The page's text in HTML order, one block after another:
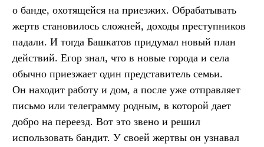
о банде, охотящейся на приезжих. Обрабатывать
жертв становилось сложней, доходы преступников
падали. И тогда Башкатов придумал новый план
действий. Егор знал, что в новые города и села
обычно приезжает один представитель семьи.
Он находит работу и дом, а после уже отправляет
письмо или телеграмму родным, в которой дает
добро на переезд. Вот это звено и решил
использовать бандит. У своей жертвы он узнавал